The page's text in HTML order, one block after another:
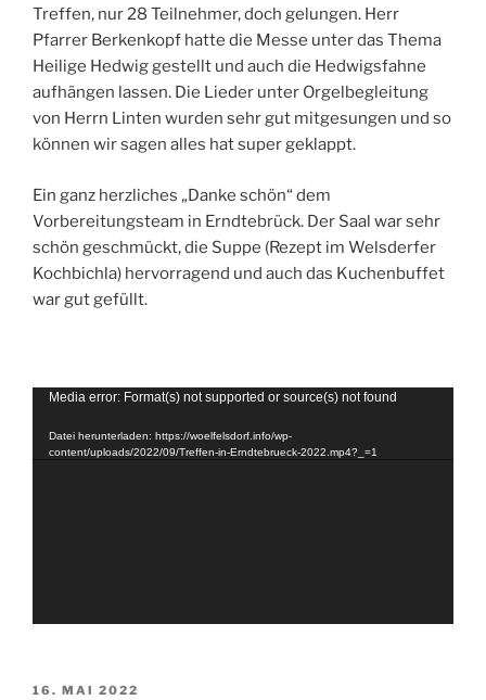
Treffen, nur 28 Teilnehmer, doch gelungen. Herr
Pfarrer Berkenkopf hatte die Messe unter das Thema
Heilige Hedwig gestellt und auch die Hedwigsfahne
aufhängen lassen. Die Lieder unter Orgelbegleitung
von Herrn Linten wurden sehr gut mitgesungen und so
können wir sagen alles hat super geklappt.
Ein ganz herzliches „Danke schön“ dem
Vorbereitungsteam in Erndtebrück. Der Saal war sehr
schön geschmückt, die Suppe (Rezept im Welsderfer
Kochbichla) hervorragend und auch das Kuchenbuffet
war gut gefüllt.
Video-
Media error: Format(s) not supported or source(s) not found
Datei herunterladen: https://woelfelsdorf.info/wp-
content/uploads/2022/09/Treffen-in-Erndtebrueck-2022.mp4?_=1
VERÖFFENTLICHT
16. MAI 2022